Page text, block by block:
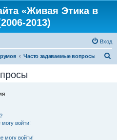
«Живая Этика в
2013)
Вход
Часто задаваемые вопросы
могу войти!
могу войти!